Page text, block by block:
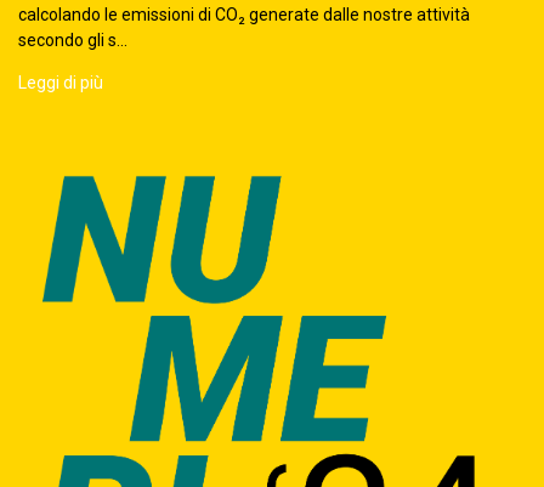
calcolando le emissioni di CO₂ generate dalle nostre attività
secondo gli s...
Leggi di più